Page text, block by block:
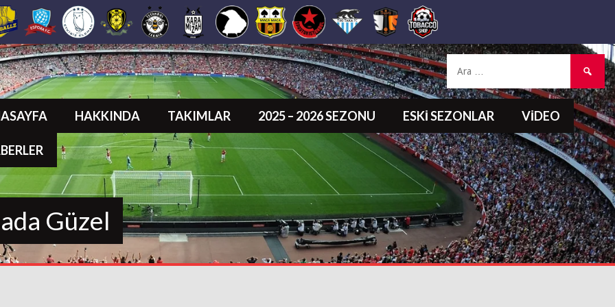
HAKKINDA TAKIMLAR 2025 – 2026 SEZONU ESKI SEZONLAR VIDEO
Güzel